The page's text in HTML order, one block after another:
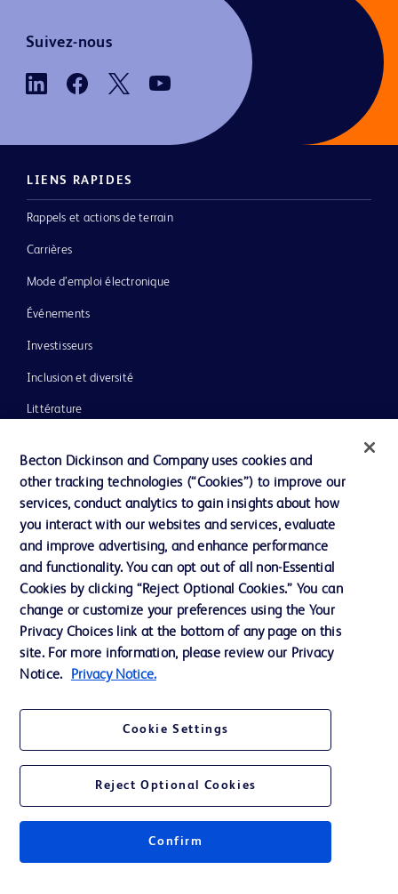
Suivez-nous
LIENS RAPIDES
Rappels et actions de terrain
Carrières
Mode d’emploi électronique
Événements
Investisseurs
Inclusion et diversité
Littérature
Notre entreprise
Éthique et conformité
Assistance
Nous contacter
Préférences en matière de cookies
Confidentialité
Accessibilité du site Web
© 2026 BD. Tous droits réservés. BD et le logo de BD sont des marques
Becton Dickinson and Company uses cookies and
other tracking technologies (“Cookies”) to improve our
services, conduct analytics to gain insights about how
you interact with our websites and services, evaluate
and improve advertising, and enhance performance
and functionality. You can opt out of all non-Essential
Cookies by clicking “Reject Optional Cookies.” You can
change or customize your preferences using the Your
Privacy Choices link at the bottom of any page on this
site. For more information, please review our Privacy
Notice.
Privacy Notice.
Cookie Settings
Reject Optional Cookies
Confirm